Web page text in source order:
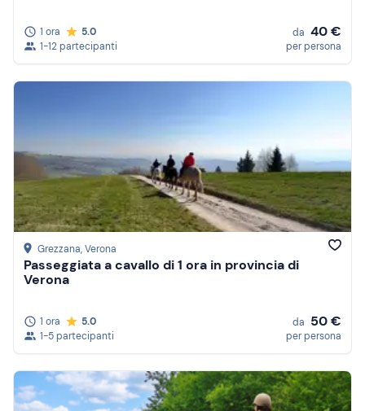
1 ora
5.0
1-12 partecipanti
da 40 €
per persona
Grezzana, Verona
Passeggiata a cavallo di 1 ora in provincia di
Verona
1 ora
5.0
1-5 partecipanti
da 50 €
per persona